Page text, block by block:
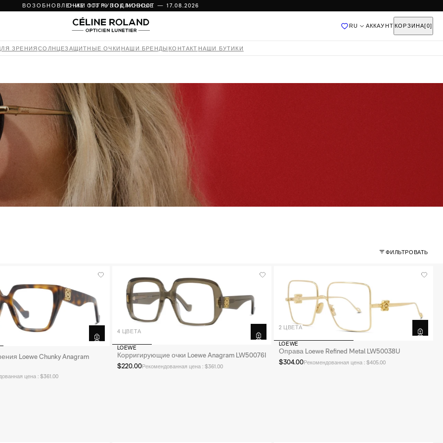
ВОЗОБНОВЛЕНИЕ ОТГРУЗОК MOSCOT — 17.08.2026
ОЧКИ 100 % ПОДЛИННЫЕ
ОПЛАТА В 4 ЧАСТИ БЕЗ КОМИССИЙ И БЕЗОПАСНО
ВОЗВРАТ В ТЕЧЕНИЕ 14 ДНЕЙ
МЕЖДУНАРОДНАЯ ДОСТАВКА
RU АККАУНТ КОРЗИНА[0]
ЗРЕНИЯ СОЛНЦЕЗАЩИТНЫЕ ОЧКИ НАШИ БРЕНДЫ КОНТАКТ НАШИ БУТИКИ
ФИЛЬТРОВАТЬ
Loewe Chunky Anagram
цена : $361.00
4 ЦВЕТА
LOEWE
Корригирующие очки Loewe Anagram LW50076I
$220.00Рекомендованная цена : $361.00
2 ЦВЕТА
LOEWE
Оправа Loewe Refined Metal LW50038U
$304.00Рекомендованная цена : $405.00